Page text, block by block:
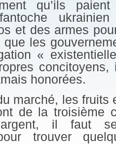
qu’ils
et des armes
les
«
honorées.
marché, les fruits
de la troisième
argent, il faut
trouver